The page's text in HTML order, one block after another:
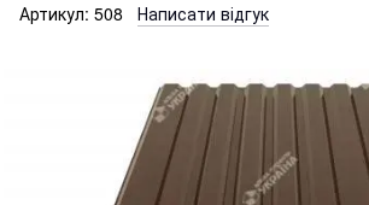
Артикул: 508 Написати відгук